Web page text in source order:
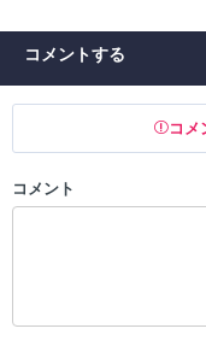
コメントする
コメ
以下の書き込みを禁止と
コメント